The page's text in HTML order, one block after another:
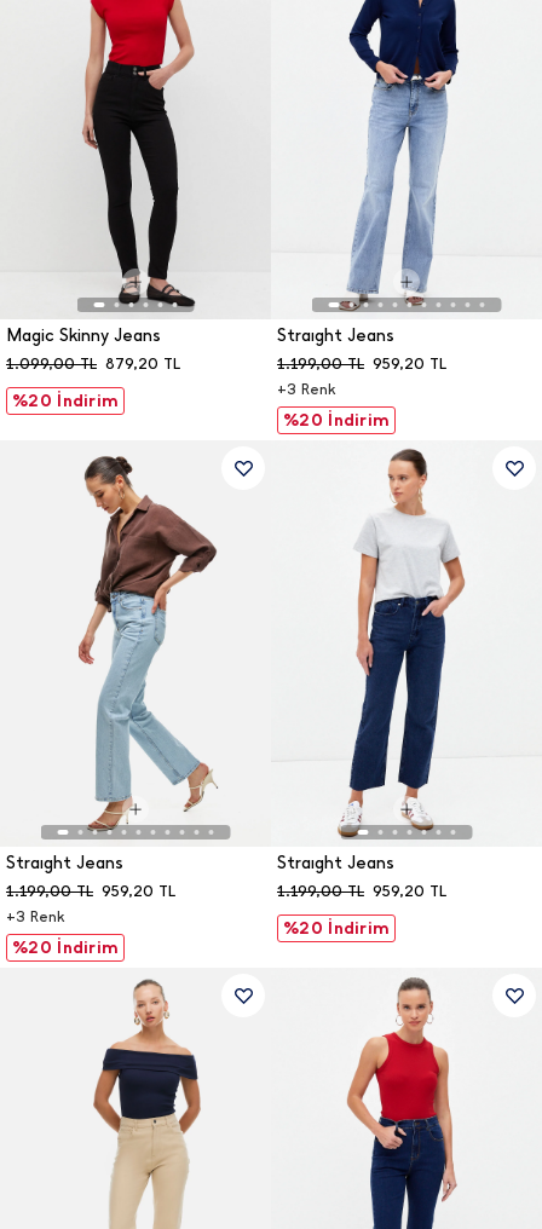
%20 İndirim
879,20 TL
1.099,00 TL
Magic Skinny Jeans
%20 İndirim
959,20 TL
1.199,00 TL
+3 Renk
Straıght Jeans
%20 İndirim
959,20 TL
1.199,00 TL
+3 Renk
Straıght Jeans
%20 İndirim
959,20 TL
1.199,00 TL
Straıght Jeans